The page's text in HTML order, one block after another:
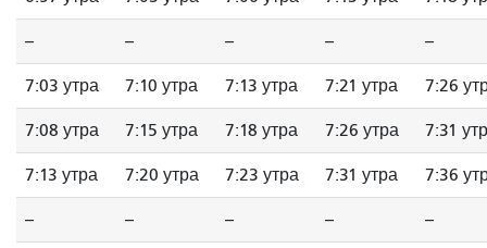
-- -- -- -- --
7:03 утра 7:10 утра 7:13 утра 7:21 утра 7:26
7:08 утра 7:15 утра 7:18 утра 7:26 утра 7:31
7:13 утра 7:20 утра 7:23 утра 7:31 утра 7:36
-- -- -- -- --